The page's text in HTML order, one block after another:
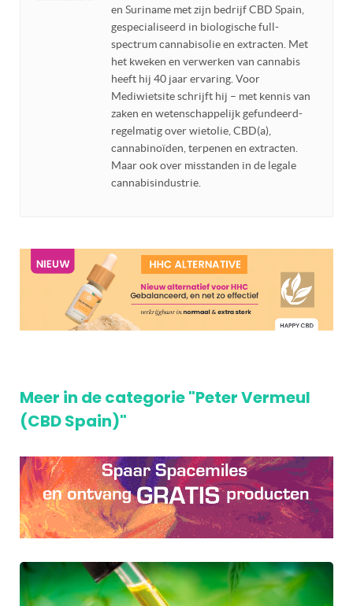
en Suriname met zijn bedrijf CBD Spain,
gespecialiseerd in biologische full-
spectrum cannabisolie en extracten. Met
het kweken en verwerken van cannabis
heeft hij 40 jaar ervaring. Voor
Mediwietsite schrijft hij – met kennis van
zaken en wetenschappelijk gefundeerd-
regelmatig over wietolie, CBD(a),
cannabinoïden, terpenen en extracten.
Maar ook over misstanden in de legale
cannabisindustrie.
Meer in de categorie "Peter Vermeul
(CBD Spain)"